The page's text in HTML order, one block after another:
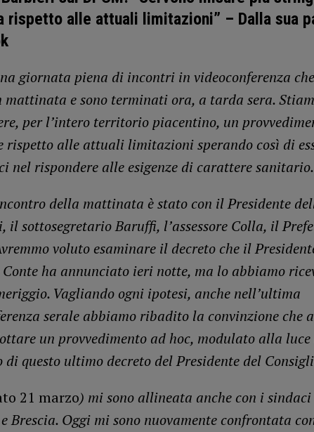
rispetto alle attuali limitazioni” – Dalla sua
giornata piena di incontri in videoconferenza
e sono terminati ora, a tarda sera.
per l’intero territorio piacentino, un
rispetto alle attuali limitazioni sperando così di
nel rispondere alle esigenze di carattere sanitario.
della mattinata è stato con il Presidente
il sottosegretario Baruffi, l’assessore Colla, il
voluto esaminare il decreto che il
ha annunciato ieri notte, ma lo abbiamo
Vagliando ogni ipotesi, anche nell’ultima
serale abbiamo ribadito la convinzione che
un provvedimento ad hoc, modulato alla luce
di questo ultimo decreto del Presidente del
21 marzo) mi sono allineata anche con i
Brescia. Oggi mi sono nuovamente confrontata